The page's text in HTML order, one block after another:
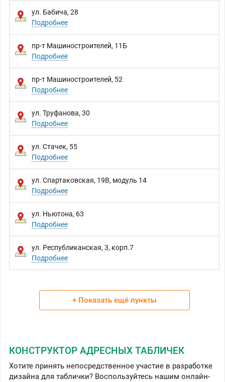
ул. Бабича, 28
Подробнее
пр-т Машиностроителей, 11Б
Подробнее
пр-т Машиностроителей, 52
Подробнее
ул. Труфанова, 30
Подробнее
ул. Стачек, 55
Подробнее
ул. Спартаковская, 19В, модуль 14
Подробнее
ул. Ньютона, 63
Подробнее
ул. Республиканская, 3, корп.7
Подробнее
+ Показать ещё пункты
КОНСТРУКТОР АДРЕСНЫХ ТАБЛИЧЕК
Хотите принять непосредственное участие в разработке
дизайна для таблички? Воспользуйтесь нашим онлайн-